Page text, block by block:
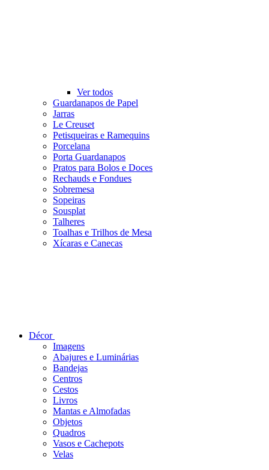
Ver todos
Guardanapos de Papel
Jarras
Le Creuset
Petisqueiras e Ramequins
Porcelana
Porta Guardanapos
Pratos para Bolos e Doces
Rechauds e Fondues
Sobremesa
Sopeiras
Sousplat
Talheres
Toalhas e Trilhos de Mesa
Xícaras e Canecas
Décor
Imagens
Abajures e Luminárias
Bandejas
Centros
Cestos
Livros
Mantas e Almofadas
Objetos
Quadros
Vasos e Cachepots
Velas